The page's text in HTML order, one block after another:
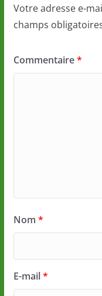
Votre adresse e-
champs
Commentaire*
Nom *
E-mail*